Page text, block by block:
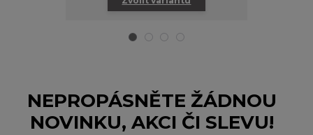
NEPROPÁSNĚTE ŽÁDNOU
NOVINKU, AKCI ČI SLEVU!